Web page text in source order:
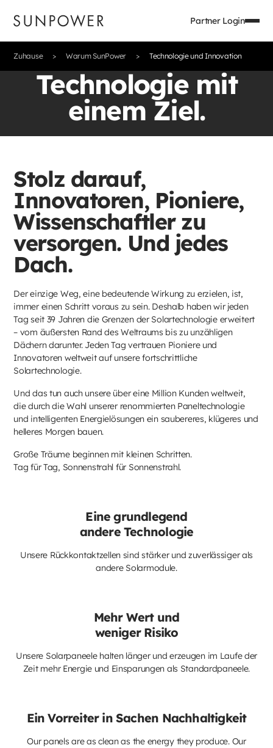
Partner Login
Zuhause Warum SunPower Technologie und Innovation
Technologie mit
einem Ziel.
Stolz darauf,
Innovatoren, Pioniere,
Wissenschaftler zu
versorgen. Und jedes
Dach.
Der einzige Weg, eine bedeutende Wirkung zu erzielen, ist,
immer einen Schritt voraus zu sein. Deshalb haben wir jeden
Tag seit 39 Jahren die Grenzen der Solartechnologie erweitert
– vom äußersten Rand des Weltraums bis zu unzähligen
Dächern darunter. Jeden Tag vertrauen Pioniere und
Innovatoren weltweit auf unsere fortschrittliche
Solartechnologie.
Und das tun auch unsere über eine Million Kunden weltweit,
die durch die Wahl unserer renommierten Paneltechnologie
und intelligenten Energielösungen ein saubereres, klügeres und
helleres Morgen bauen.
Große Träume beginnen mit kleinen Schritten.
Tag für Tag, Sonnenstrahl für Sonnenstrahl.
Eine grundlegend
andere Technologie
Unsere Rückkontaktzellen sind stärker und zuverlässiger als
andere Solarmodule.
Mehr Wert und
weniger Risiko
Unsere Solarpaneele halten länger und erzeugen im Laufe der
Zeit mehr Energie und Einsparungen als Standardpaneele.
Ein Vorreiter in Sachen Nachhaltigkeit
Our panels are as clean as the energy they produce. Our